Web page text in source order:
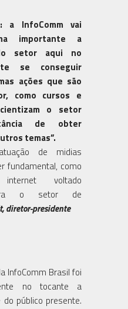
a InfoComm vai
importante a
setor aqui no
se conseguir
ações que são
como cursos e
o setor
de obter
temas”.
de midias
fundamental, como
voltado
o setor de
diretor-presidente
InfoComm Brasil foi
no tocante a
público presente.